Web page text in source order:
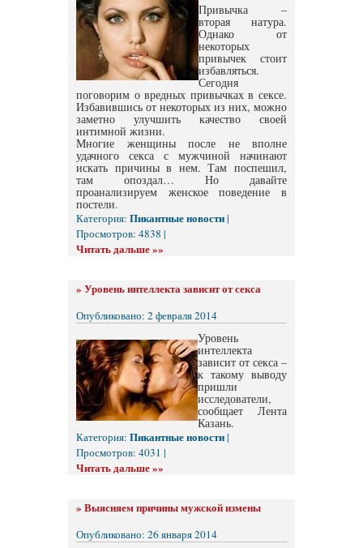
Привычка –
вторая натура.
Однако от
некоторых
привычек стоит
избавляться.
Сегодня
поговорим о вредных привычках в сексе.
Избавившись от некоторых из них, можно
заметно улучшить качество своей
интимной жизни.
Многие женщины после не вполне
удачного секса с мужчиной начинают
искать причины в нем. Там поспешил,
там опоздал… Но давайте
проанализируем женское поведение в
постели.
Категория: Пикантные новости|
Просмотров: 4838 |
Читать дальше »»
» Уровень интеллекта зависит от секса
Опубликовано: 2 февраля 2014
Уровень
интеллекта
зависит от секса –
к такому выводу
пришли
исследователи,
сообщает Лента
Казань.
Категория: Пикантные новости|
Просмотров: 4031 |
Читать дальше »»
» Выясняем причины мужской измены
Опубликовано: 26 января 2014